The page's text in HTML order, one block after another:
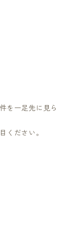
を一足先に見ら
ください。